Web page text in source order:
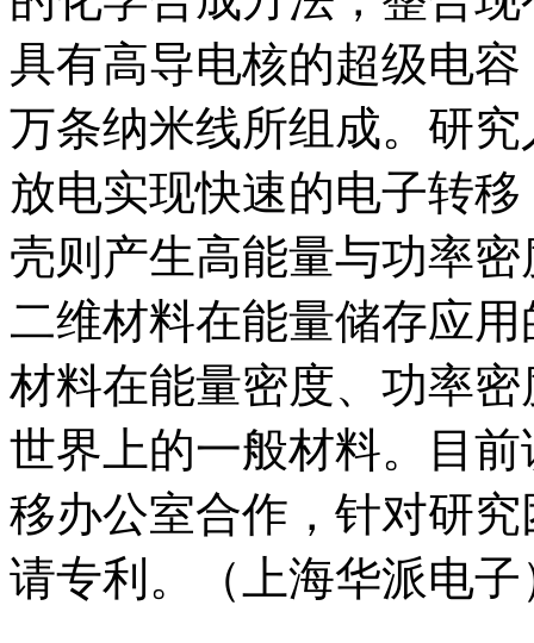
具有高导电核的超级电
万条纳米线所组成。研
放电实现快速的电子转
壳则产生高能量与功率
二维材料在能量储存应
材料在能量密度、功率
世界上的一般材料。目
移办公室合作，针对研
请专利。（上海华派电子